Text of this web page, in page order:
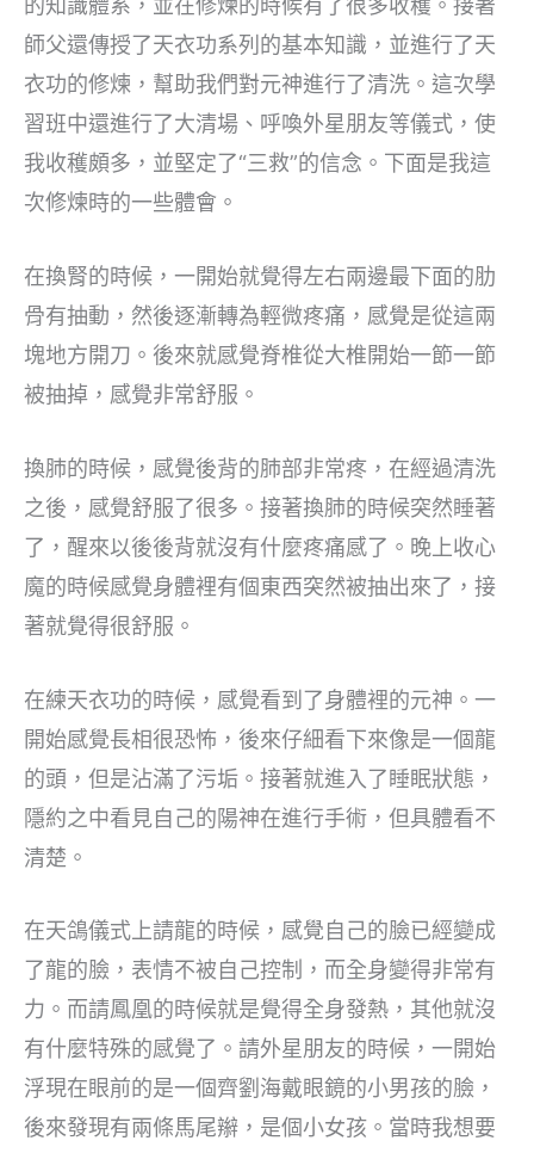
的知識體系，並在修煉的時候有了很多收穫。接著
師父還傳授了天衣功系列的基本知識，並進行了天
衣功的修煉，幫助我們對元神進行了清洗。這次學
習班中還進行了大清場、呼喚外星朋友等儀式，使
我收穫頗多，並堅定了“三救”的信念。下面是我這
次修煉時的一些體會。
在換腎的時候，一開始就覺得左右兩邊最下面的肋
骨有抽動，然後逐漸轉為輕微疼痛，感覺是從這兩
塊地方開刀。後來就感覺脊椎從大椎開始一節一節
被抽掉，感覺非常舒服。
換肺的時候，感覺後背的肺部非常疼，在經過清洗
之後，感覺舒服了很多。接著換肺的時候突然睡著
了，醒來以後後背就沒有什麼疼痛感了。晚上收心
魔的時候感覺身體裡有個東西突然被抽出來了，接
著就覺得很舒服。
在練天衣功的時候，感覺看到了身體裡的元神。一
開始感覺長相很恐怖，後來仔細看下來像是一個龍
的頭，但是沾滿了污垢。接著就進入了睡眠狀態，
隱約之中看見自己的陽神在進行手術，但具體看不
清楚。
在天鴿儀式上請龍的時候，感覺自己的臉已經變成
了龍的臉，表情不被自己控制，而全身變得非常有
力。而請鳳凰的時候就是覺得全身發熱，其他就沒
有什麼特殊的感覺了。請外星朋友的時候，一開始
浮現在眼前的是一個齊劉海戴眼鏡的小男孩的臉，
後來發現有兩條馬尾辮，是個小女孩。當時我想要